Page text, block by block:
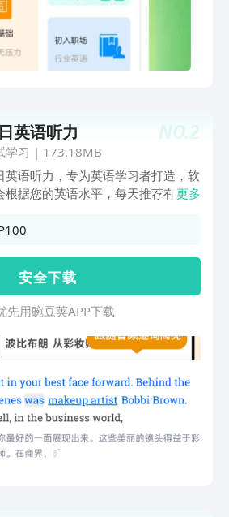
NO.2
英语听力
学习 | 173.18MB
英语听力，专为英语学习者打造，软
根据您的英语水平，每天推荐有趣的
、四六级资料......你需要的，这里都
在家也能提高英语。【资源丰富，每
新】- 泛听资源：、BBC、CNN、新
、NPR、经济学人等，一站式收
- 各类考试：初高中、大学四六级、
、雅思托福、GRE等备考听力材
课、少儿英语、影视英语等丰富资
【功能强大，操作简便】- 划词搜
与《欧路词典》无缝集成，长按查
即指即译；- 播放调节：8档语速调
4种循环模式，单句精听、听写、测
更多
安 全 下 载
先用豌豆荚APP下载